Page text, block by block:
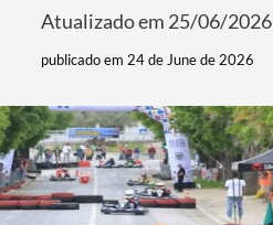
Atualizado em 25/06/2026
publicado em 24 de June de 2026